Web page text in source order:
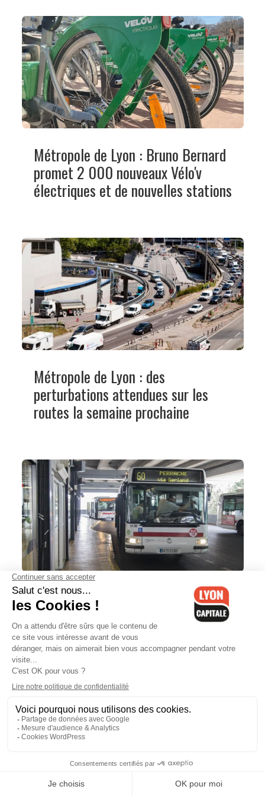
Métropole de Lyon : Bruno Bernard
promet 2 000 nouveaux Vélo'v
électriques et de nouvelles stations
Métropole de Lyon : des
perturbations attendues sur les
routes la semaine prochaine
Travaux au centre d'échanges Lyon-
Perrache : plusieurs lignes de bus
modifiées